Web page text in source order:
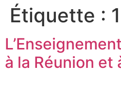
Étiquette :
à la Réunion et